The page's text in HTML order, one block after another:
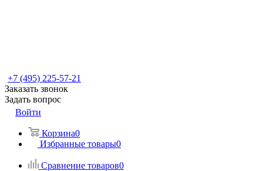
+7 (495) 225-57-21
Заказать звонок
Задать вопрос
Войти
Корзина0
Избранные товары0
Сравнение товаров0